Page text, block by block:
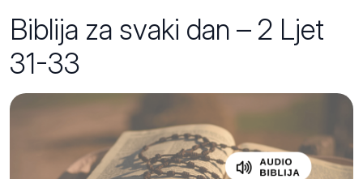
Biblija za svaki dan – 2 Ljet
31-33